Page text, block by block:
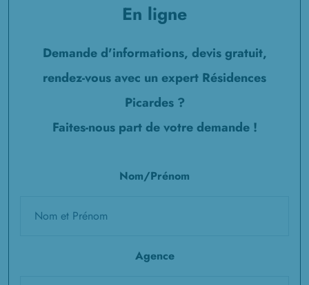
En ligne
Demande d'informations, devis gratuit,
rendez-vous avec un expert Résidences
Picardes ?
Faites-nous part de votre demande !
Nom/Prénom
Agence